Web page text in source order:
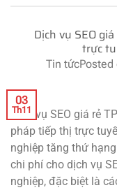
Dịch vụ SEO
trực
Tin tứcPosted
03
Th11
Dịch vụ SEO giá rẻ
pháp tiếp thị trực
nghiệp tăng thứ
chi phí cho dịch vụ
nghiệp, đặc biệt là